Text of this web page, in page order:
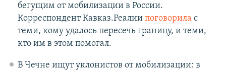
бегущим от мобилизации в России.
Корреспондент Кавказ.Реалии поговорила с
теми, кому удалось пересечь границу, и теми,
кто им в этом помогал.
В Чечне ищут уклонистов от мобилизации: в